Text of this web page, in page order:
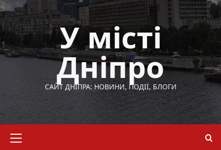
Перейти
до
вмісту
У місті
Дніпро
САЙТ ДНІПРА: НОВИНИ, ПОДІЇ, БЛОГИ
меню